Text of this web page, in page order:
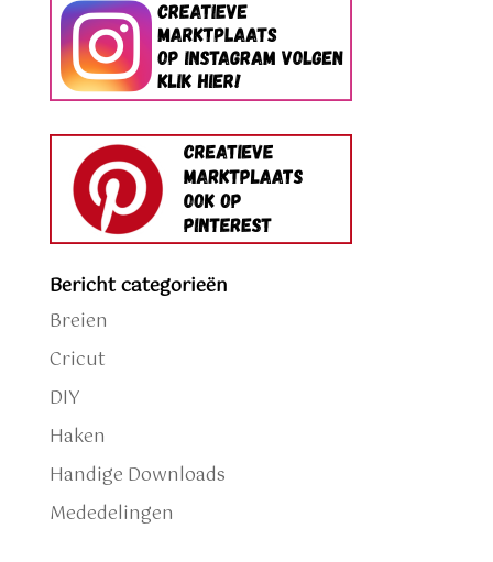
Bericht categorieën
Breien
Cricut
DIY
Haken
Handige Downloads
Mededelingen